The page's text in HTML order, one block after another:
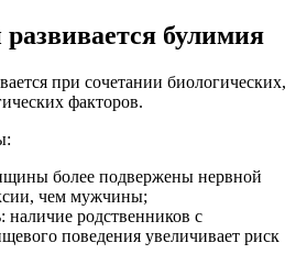
булимия
при сочетании биологических,
факторов.
более подвержены нервной
чем мужчины;
наличие родственников с
поведения увеличивает риск